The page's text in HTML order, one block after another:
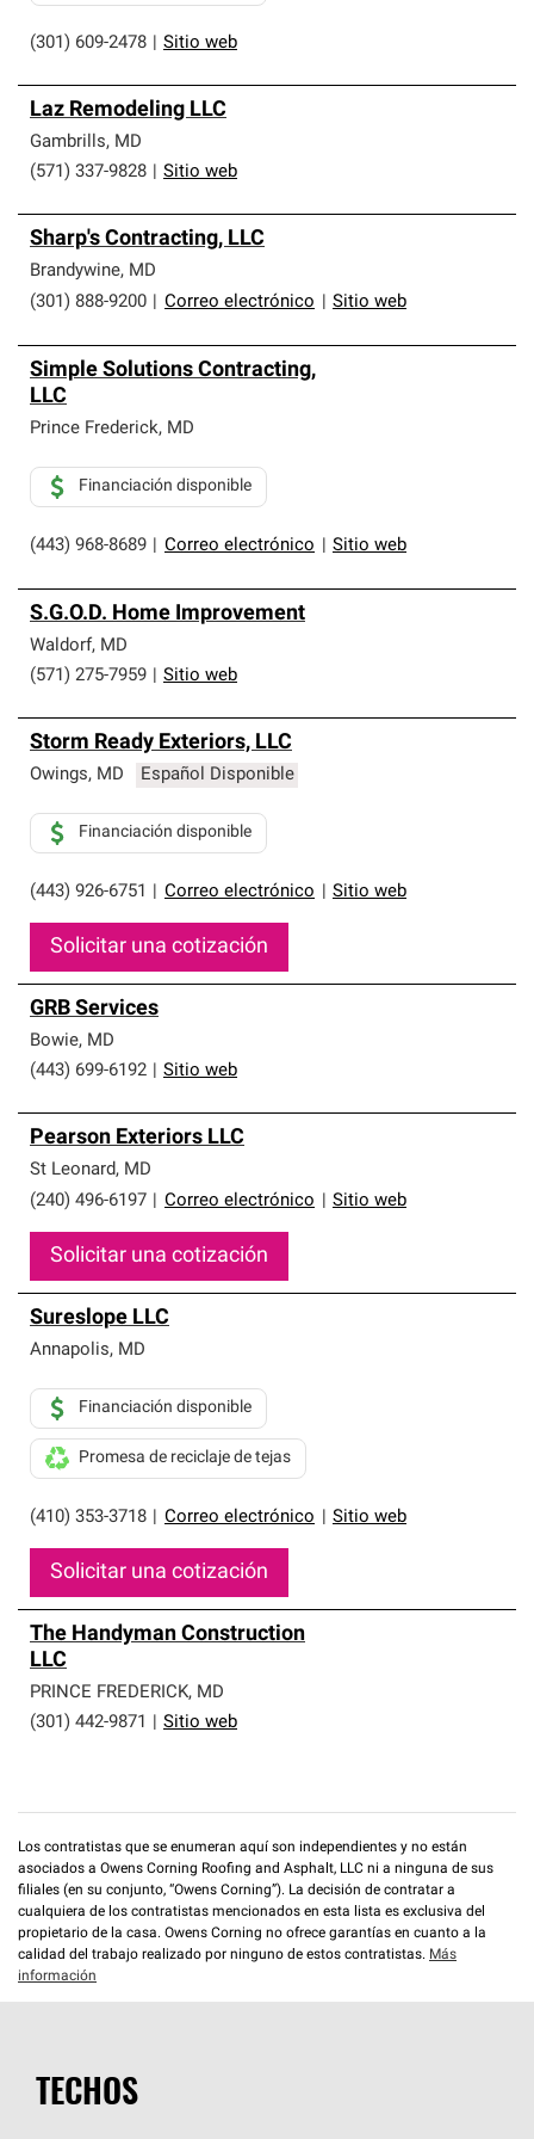
(301) 609-2478 Sitio web
Laz Remodeling LLC
Gambrills, MD
(571) 337-9828
Sitio web
Sharp's Contracting, LLC
Brandywine, MD
(301) 888-9200
Correo electrónico Sitio web
Simple Solutions Contracting,
LLC
Prince Frederick, MD
(443) 968-8689 Correo electrónico Sitio web
Financiación disponible
S.G.O.D. Home Improvement
Waldorf, MD
(571) 275-7959
Sitio web
Storm Ready Exteriors, LLC
Owings, MD Español Disponible
(443) 926-6751 Correo electrónico Sitio web
Financiación disponible
Solicitar una cotización
GRB Services
Bowie, MD
(443) 699-6192
Sitio web
Pearson Exteriors LLC
St Leonard, MD
(240) 496-6197
Correo electrónico Sitio web
Solicitar una cotización
Sureslope LLC
Annapolis, MD
(410) 353-3718 Correo electrónico Sitio web
Financiación disponible
Promesa de reciclaje de tejas
Solicitar una cotización
The Handyman Construction
LLC
PRINCE FREDERICK, MD
(301) 442-9871
Sitio web
Los contratistas que se enumeran aquí son independientes y no están
asociados a Owens Corning Roofing and Asphalt, LLC ni a ninguna de sus
filiales (en su conjunto, “Owens Corning”). La decisión de contratar a
cualquiera de los contratistas mencionados en esta lista es exclusiva del
propietario de la casa. Owens Corning no ofrece garantías en cuanto a la
calidad del trabajo realizado por ninguno de estos contratistas. Más
información
TECHOS